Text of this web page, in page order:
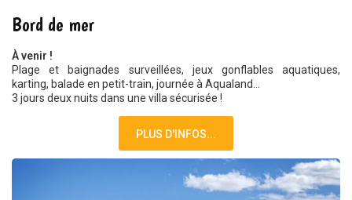
Bord de mer
À venir !
Plage et baignades surveillées, jeux gonflables aquatiques,
karting, balade en petit-train, journée à Aqualand...
3 jours deux nuits dans une villa sécurisée !
PLUS D'INFOS...